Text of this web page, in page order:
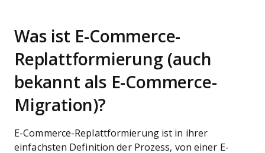
Was ist E-Commerce-
Replattformierung (auch
bekannt als E-Commerce-
Migration)?
E-Commerce-Replattformierung ist in ihrer
einfachsten Definition der Prozess, von einer E-